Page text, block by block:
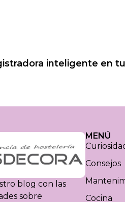
inteligente en
blog con las
sobre
MENÚ
Consejos
Cocina